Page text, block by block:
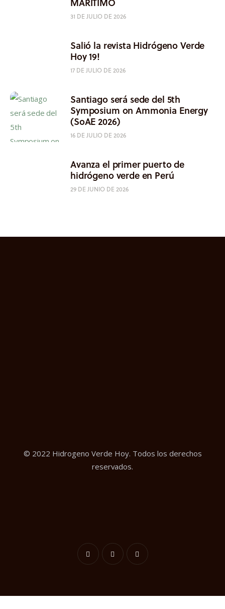
31 DE JULIO DE 2026
Salió la revista Hidrógeno Verde
Hoy 19!
17 DE JULIO DE 2026
Santiago será sede del 5th
Symposium on Ammonia Energy
(SoAE 2026)
16 DE JULIO DE 2026
Avanza el primer puerto de
hidrógeno verde en Perú
29 DE JUNIO DE 2026
© 2022 Hidrogeno Verde Hoy. Todos los derechos
reservados.